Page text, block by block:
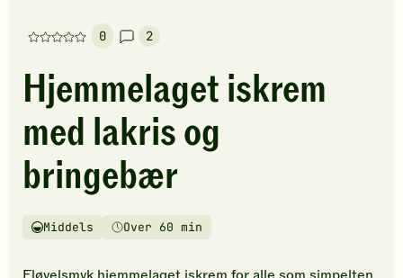
0
Denne
har
foreløpig
ingen
vurderinger.
Bli
den
til
2
Hjemmelaget iskrem
med lakris og
bringebær
Vanskelighetsgrad
Middels
TilberedningstidOver 60 min